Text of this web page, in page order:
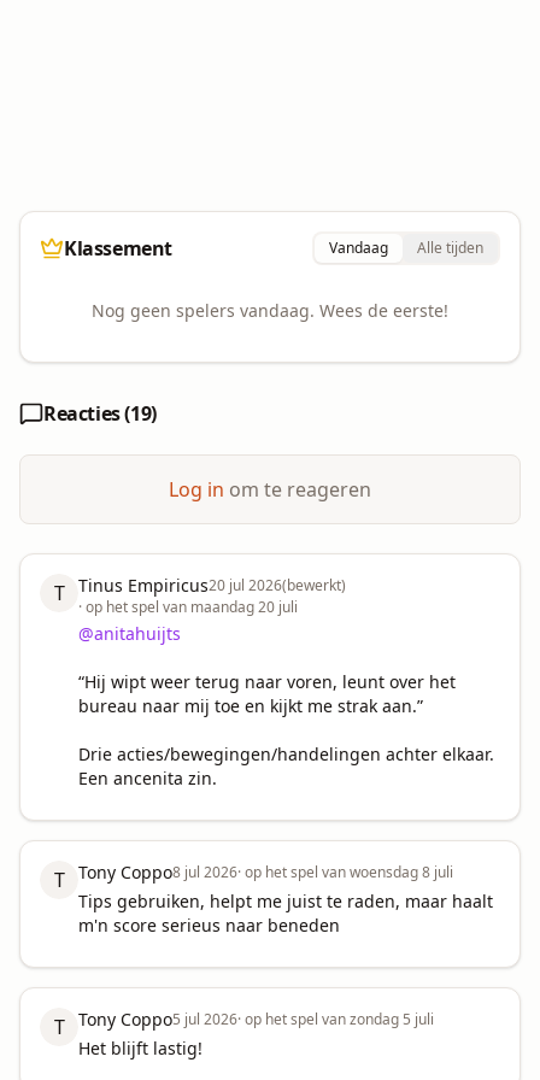
Klassement Vandaag Alle tijden
Nog geen spelers vandaag. Wees de eerste!
Reacties (19)
Log in om te reageren
T Tinus Empiricus20 jul 2026(bewerkt)
·op het spel van maandag 20 juli
@anitahuijts
“Hij wipt weer terug naar voren, leunt over het
bureau naar mij toe en kijkt me strak aan.”
Drie acties/bewegingen/handelingen achter elkaar.
Een ancenita zin.
T Tony Coppo8 jul 2026·op het spel van woensdag 8 juli
Tips gebruiken, helpt me juist te raden, maar haalt
m'n score serieus naar beneden
T Tony Coppo5 jul 2026·op het spel van zondag 5 juli
Het blijft lastig!